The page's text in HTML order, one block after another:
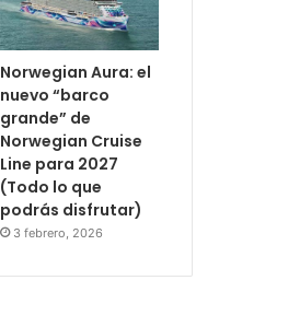
Norwegian Aura: el
nuevo “barco
grande” de
Norwegian Cruise
Line para 2027
(Todo lo que
podrás disfrutar)
3 febrero, 2026